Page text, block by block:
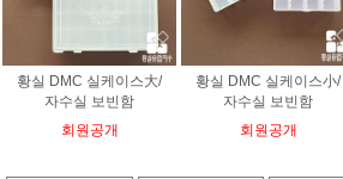
황실 DMC 실케이스大/
자수실 보빈함
회원공개
황실 DMC 실케이스小/
자수실 보빈함
회원공개